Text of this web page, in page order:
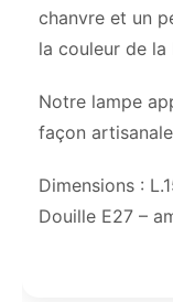
chanvre et un
la couleur de la
Notre lampe
façon
Dimensions :
Douille E27 –